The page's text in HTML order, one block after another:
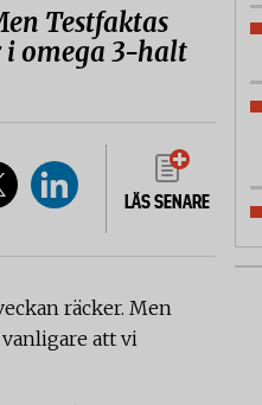
Testfaktas
i omega 3-halt
LÄS SENARE
räcker. Men
att vi